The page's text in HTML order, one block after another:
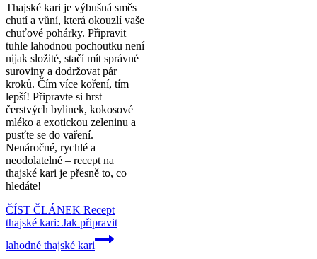
Thajské kari je výbušná směs
chutí a vůní, která okouzlí vaše
chuťové pohárky. Připravit
tuhle lahodnou pochoutku není
nijak složité, stačí mít správné
suroviny a dodržovat pár
kroků. Čím více koření, tím
lepší! Připravte si hrst
čerstvých bylinek, kokosové
mléko a exotickou zeleninu a
pusťte se do vaření.
Nenáročné, rychlé a
neodolatelné – recept na
thajské kari je přesně to, co
hledáte!
ČÍST ČLÁNEK Recept
thajské kari: Jak připravit
lahodné thajské kari